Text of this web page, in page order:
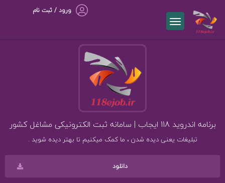
ورود / ثبت نام
برنامه اندروید 118 ایجاب | سامانه ثبت الکترونیکی مشاغل کشور
تبلیغات یعنی دیده شدن ، ما کمک میکنیم تا بهتر دیده شوید .
دانلود